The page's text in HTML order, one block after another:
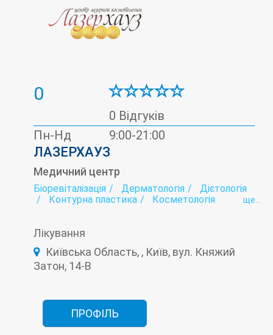
0
0 Відгуків
Пн-Нд
9:00-21:00
ЛАЗЕРХАУЗ
Медичний центр
Біоревіталізація Дерматологія
Дієтологія
Контурна пластика
Косметологія
Тредліфтінг
ще...
Лікування
Київська Область, , Київ, вул. Княжий
Затон, 14-В
ПРОФІЛЬ